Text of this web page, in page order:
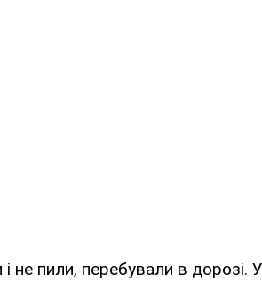
не пили, перебували в дорозі. У